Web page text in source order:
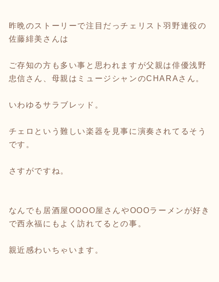
昨晩のストーリーで注目だっチェリスト羽野連役の
佐藤緋美さんは
ご存知の方も多い事と思われますが父親は俳優浅野
忠信さん、母親はミュージシャンのCHARAさん。
いわゆるサラブレッド。
チェロという難しい楽器を見事に演奏されてるそう
です。
さすがですね。
なんでも居酒屋OOOO屋さんやOOOラーメンが好き
で西永福にもよく訪れてるとの事。
親近感わいちゃいます。